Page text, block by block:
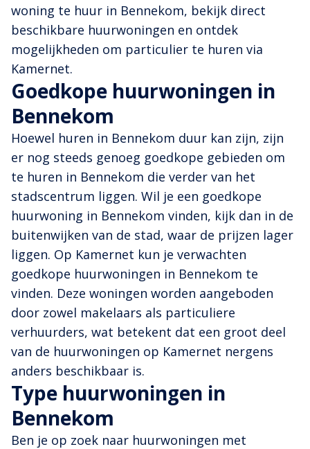
woning te huur in Bennekom, bekijk direct
beschikbare huurwoningen en ontdek
mogelijkheden om particulier te huren via
Kamernet.
Goedkope huurwoningen in
Bennekom
Hoewel huren in Bennekom duur kan zijn, zijn
er nog steeds genoeg goedkope gebieden om
te huren in Bennekom die verder van het
stadscentrum liggen. Wil je een goedkope
huurwoning in Bennekom vinden, kijk dan in de
buitenwijken van de stad, waar de prijzen lager
liggen. Op Kamernet kun je verwachten
goedkope huurwoningen in Bennekom te
vinden. Deze woningen worden aangeboden
door zowel makelaars als particuliere
verhuurders, wat betekent dat een groot deel
van de huurwoningen op Kamernet nergens
anders beschikbaar is.
Type huurwoningen in
Bennekom
Ben je op zoek naar huurwoningen met